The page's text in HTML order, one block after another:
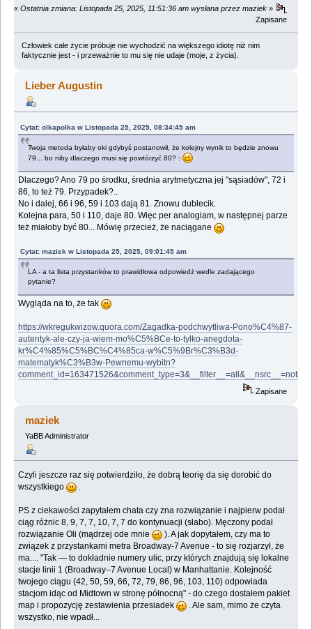
« Ostatnia zmiana: Listopada 25, 2025, 11:51:36 am wysłana przez maziek »
Zapisane
Człowiek całe życie próbuje nie wychodzić na większego idiotę niż nim
faktycznie jest - i przeważnie to mu się nie udaje (moje, z życia).
Lieber Augustin
Cytat: olkapolka w Listopada 25, 2025, 08:34:45 am
Twoja metoda byłaby oki gdybyś postanowił, że kolejny wynik to będzie znowu
79... bo niby dlaczego musi się powtórzyć 80? :
Dlaczego? Ano 79 po środku, średnia arytmetyczna jej "sąsiadów", 72 i
86, to też 79. Przypadek?..
No i dalej, 66 i 96, 59 i 103 dają 81. Znowu dublecik.
Kolejna para, 50 i 110, daje 80. Więc per analogiam, w następnej parze
też miałoby być 80... Mówię przecież, że naciągane
Cytat: maziek w Listopada 25, 2025, 09:01:45 am
LA - a ta lista przystanków to prawidłowa odpowiedż wedle zadającego
pytanie?
Wygląda na to, że tak
https://wkregukwizow.quora.com/Zagadka-podchwytliwa-Pono%C4%87-
autentyk-ale-czy-ja-wiem-mo%C5%BCe-to-tylko-anegdota-
kr%C4%85%C5%BC%C4%85ca-w%C5%9Br%C3%B3d-
matematyk%C3%B3w-Pewnemu-wybitn?
Zapisane
maziek
YaBB Administrator
Czyli jeszcze raz się potwierdziło, że dobrą teorię da się dorobić do
wszystkiego
.
PS z ciekawości zapytałem chata czy zna rozwiązanie i najpierw podał
ciąg różnic 8, 9, 7, 7, 10, 7, 7 do kontynuacji (słabo). Męczony podał
rozwiązanie Oli (mądrzej ode mnie
). A jak dopytałem, czy ma to
związek z przystankami metra Broadway-7 Avenue - to się rozjarzył, że
ma.... "Tak — to dokładnie numery ulic, przy których znajdują się lokalne
stacje linii 1 (Broadway–7 Avenue Local) w Manhattanie. Kolejność
twojego ciągu (42, 50, 59, 66, 72, 79, 86, 96, 103, 110) odpowiada
stacjom idąc od Midtown w stronę północną" - do czego dostałem pakiet
map i propozycję zestawienia przesiadek
. Ale sam, mimo że czyta
wszystko, nie wpadł...